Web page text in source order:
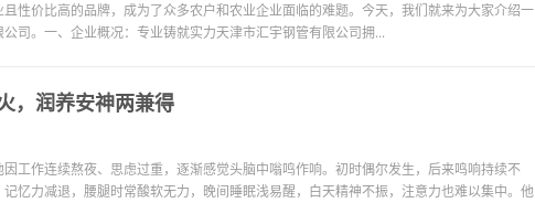
性价比高的品牌，成为了众多农户和农业企业面临的难题。今天，我们就来为大家介绍一
司。一、企业概况：专业铸就实力天津市汇宇钢管有限公司拥...
，润养安神两兼得
工作连续熬夜、思虑过重，逐渐感觉头脑中嗡鸣作响。初时偶尔发生，后来鸣响持续不
忆力减退，腰腿时常酸软无力，晚间睡眠浅易醒，白天精神不振，注意力也难以集中。他